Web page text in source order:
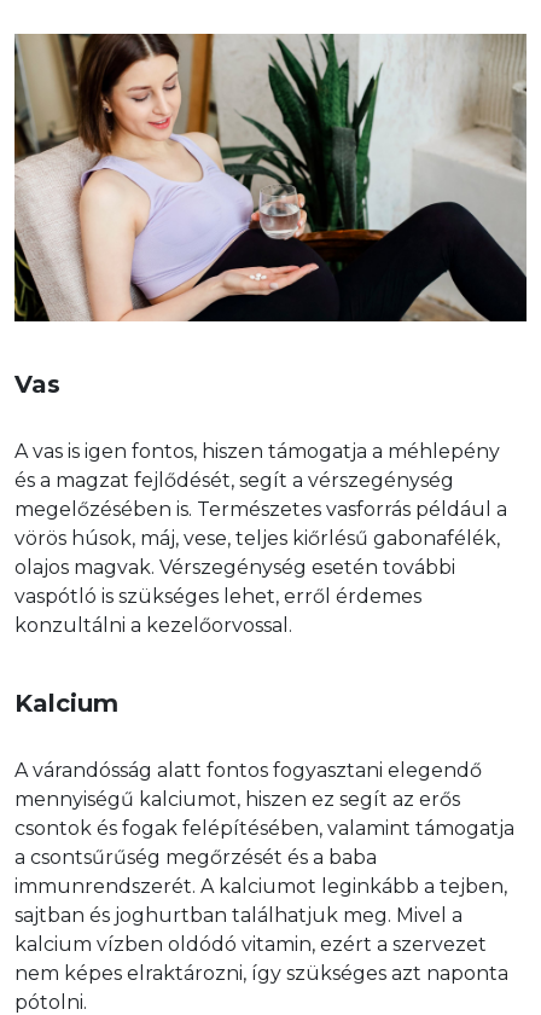
Vas
A vas is igen fontos, hiszen támogatja a méhlepény
és a magzat fejlődését, segít a vérszegénység
megelőzésében is. Természetes vasforrás például a
vörös húsok, máj, vese, teljes kiőrlésű gabonafélék,
olajos magvak. Vérszegénység esetén további
vaspótló is szükséges lehet, erről érdemes
konzultálni a kezelőorvossal.
Kalcium
A várandósság alatt fontos fogyasztani elegendő
mennyiségű kalciumot, hiszen ez segít az erős
csontok és fogak felépítésében, valamint támogatja
a csontsűrűség megőrzését és a baba
immunrendszerét. A kalciumot leginkább a tejben,
sajtban és joghurtban találhatjuk meg. Mivel a
kalcium vízben oldódó vitamin, ezért a szervezet
nem képes elraktározni, így szükséges azt naponta
pótolni.